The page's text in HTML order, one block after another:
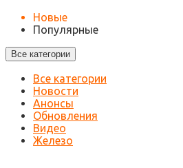
Новые
Популярные
Все категории
Все категории
Новости
Анонсы
Обновления
Видео
Железо